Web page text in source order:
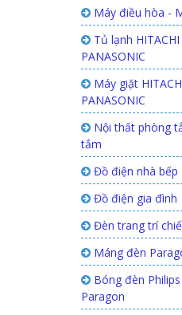
Máy điều hòa -
Tủ lạnh
PANASONIC
Máy giặt
PANASONIC
Nội thất phòng
tắm
Đồ điện nhà bếp
Đồ điện gia đình
Đèn trang trí
Máng đèn
Bóng đèn
Paragon